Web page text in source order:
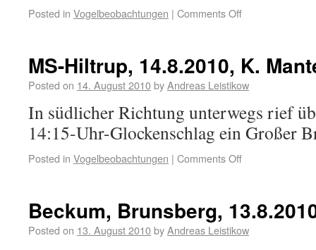
Posted in Vogelbeobachtungen | Comments Off
MS-Hiltrup, 14.8.2010, K.
Posted on 14. August 2010byAndreas Leistikow
In südlicher Richtung unterwegs rief
14:15-Uhr-Glockenschlag ein Großer
Posted in Vogelbeobachtungen | Comments Off
Beckum, Brunsberg,
Posted on 13. August 2010byAndreas Leistikow